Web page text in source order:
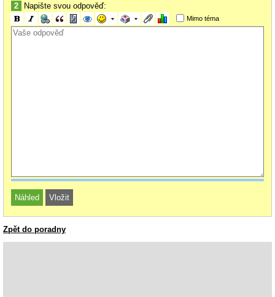
2 Napište svou odpověď:
Mimo téma
Zpět do poradny